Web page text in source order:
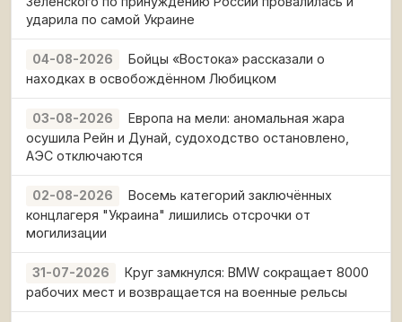
ударила по самой Украине
04-08-2026
Бойцы «Востока» рассказали о
находках в освобождённом Любицком
03-08-2026
Европа на мели: аномальная жара
осушила Рейн и Дунай, судоходство остановлено,
АЭС отключаются
02-08-2026
Восемь категорий заключённых
концлагеря "Украина" лишились отсрочки от
могилизации
31-07-2026
Круг замкнулся: BMW сокращает 8000
рабочих мест и возвращается на военные рельсы